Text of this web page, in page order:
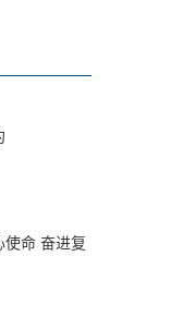
使命 奋进复